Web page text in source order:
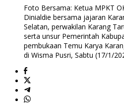
Foto Bersama: Ketua MPKT
Dinialdie bersama jajaran
Selatan, perwakilan Karang
serta unsur Pemerintah
pembukaan Temu Karya
di Wisma Pusri, Sabtu (17/1/